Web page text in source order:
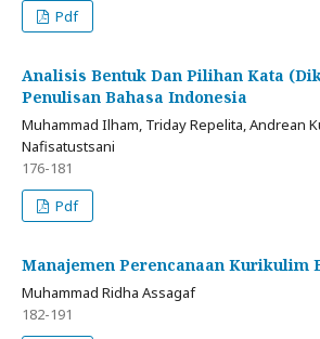
Pdf
Analisis Bentuk Dan Pilihan Kata
Penulisan Bahasa Indonesia
Muhammad Ilham, Triday Repelita, Andrean
Nafisatustsani
176-181
Pdf
Manajemen Perencanaan Kurikulim
Muhammad Ridha Assagaf
182-191